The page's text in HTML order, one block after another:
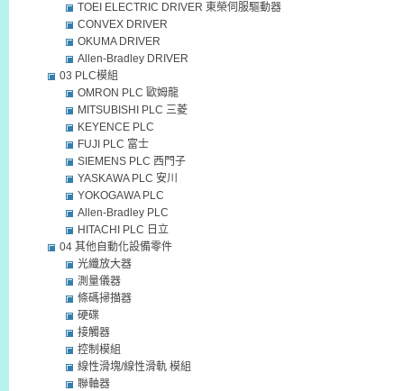
TOEI ELECTRIC DRIVER 東榮伺服驅動器
CONVEX DRIVER
OKUMA DRIVER
Allen-Bradley DRIVER
03 PLC模組
OMRON PLC 歐姆龍
MITSUBISHI PLC 三菱
KEYENCE PLC
FUJI PLC 富士
SIEMENS PLC 西門子
YASKAWA PLC 安川
YOKOGAWA PLC
Allen-Bradley PLC
HITACHI PLC 日立
04 其他自動化設備零件
光纖放大器
測量儀器
條碼掃描器
硬碟
接觸器
控制模組
線性滑塊/線性滑軌 模組
聯軸器